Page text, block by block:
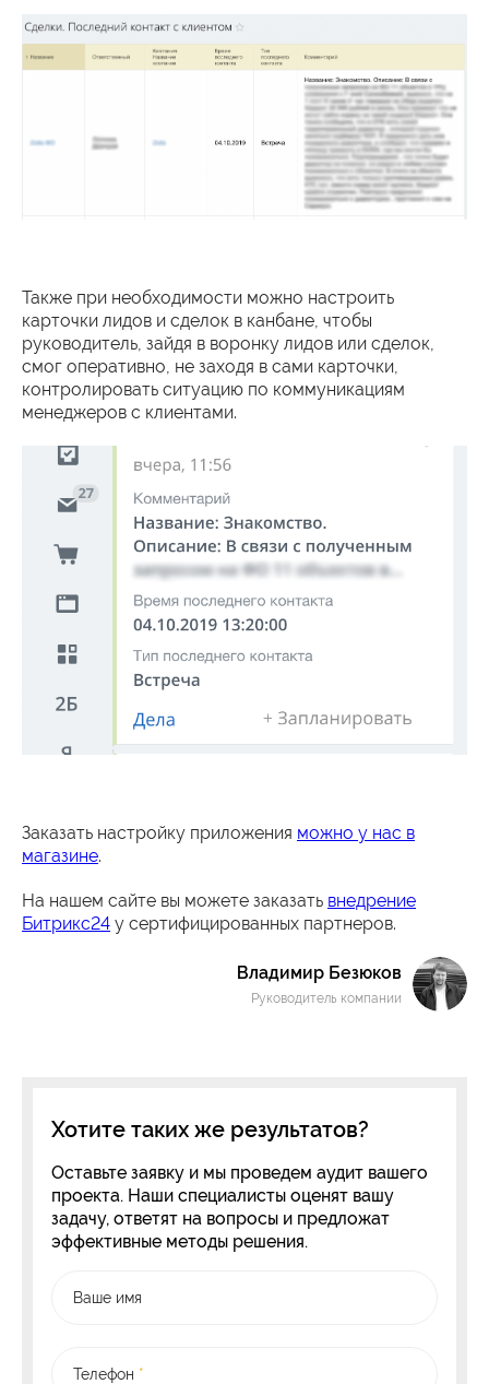
Также при необходимости можно настроить
карточки лидов и сделок в канбане, чтобы
руководитель, зайдя в воронку лидов или сделок,
смог оперативно, не заходя в сами карточки,
контролировать ситуацию по коммуникациям
менеджеров с клиентами.
Заказать настройку приложения можно у нас в
магазине.
На нашем сайте вы можете заказать внедрение
Битрикс24 у сертифицированных партнеров.
Владимир Безюков
Руководитель компании
Хотите таких же результатов?
Оставьте заявку и мы проведем аудит вашего
проекта. Наши специалисты оценят вашу
задачу, ответят на вопросы и предложат
эффективные методы решения.
Ваше имя
Телефон *